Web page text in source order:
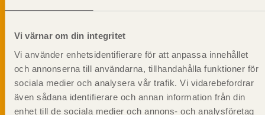
Vi värnar om din integritet
Vi använder enhetsidentifierare för att anpassa innehållet
och annonserna till användarna, tillhandahålla funktioner för
sociala medier och analysera vår trafik. Vi vidarebefordrar
även sådana identifierare och annan information från din
enhet till de sociala medier och annons- och analysföretag